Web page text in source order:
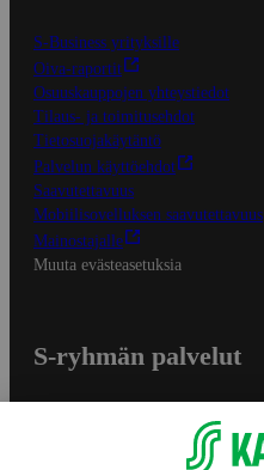
S-Business yrityksille
Oiva-raportit
Osuuskauppojen yhteystiedot
Tilaus- ja toimitusehdot
Tietosuojakäytäntö
Palvelun käyttöehdot
Saavutettavuus
Mobiilisovelluksen saavutettavuus
Mainostajalle
Muuta evästeasetuksia
S-ryhmän palvelut